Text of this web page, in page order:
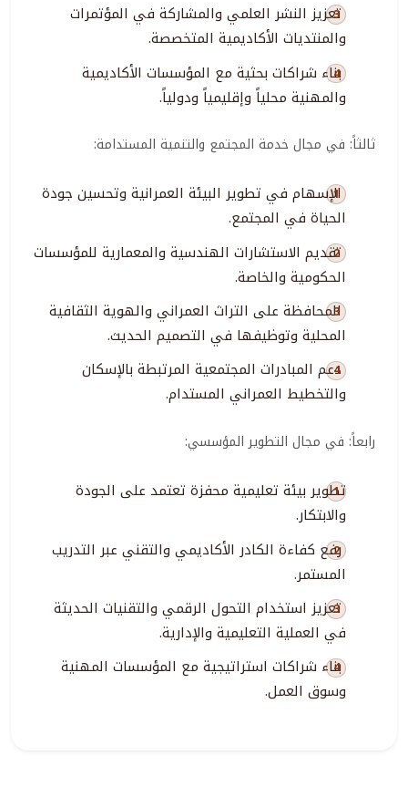
تعزيز النشر العلمي والمشاركة في المؤتمرات
والمنتديات الأكاديمية المتخصصة.
بناء شراكات بحثية مع المؤسسات الأكاديمية
والمهنية محلياً وإقليمياً ودولياً.
ثالثاً: في مجال خدمة المجتمع والتنمية المستدامة:
الإسهام في تطوير البيئة العمرانية وتحسين جودة
الحياة في المجتمع.
تقديم الاستشارات الهندسية والمعمارية للمؤسسات
الحكومية والخاصة.
المحافظة على التراث العمراني والهوية الثقافية
المحلية وتوظيفها في التصميم الحديث.
دعم المبادرات المجتمعية المرتبطة بالإسكان
والتخطيط العمراني المستدام.
رابعاً: في مجال التطوير المؤسسي:
تطوير بيئة تعليمية محفزة تعتمد على الجودة
والابتكار.
رفع كفاءة الكادر الأكاديمي والتقني عبر التدريب
المستمر.
تعزيز استخدام التحول الرقمي والتقنيات الحديثة
في العملية التعليمية والإدارية.
بناء شراكات استراتيجية مع المؤسسات المهنية
وسوق العمل.